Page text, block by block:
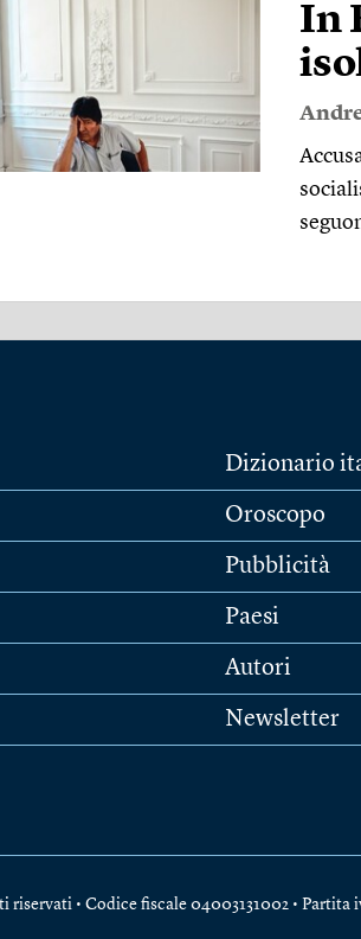
In
Dizionario
Oroscopo
Pubblicità
Paesi
Autori
Newsletter
• Codice fiscale 04003131002 • Partita